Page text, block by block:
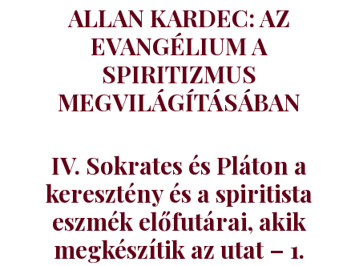
ALLAN KARDEC: AZ
EVANGÉLIUM A
SPIRITIZMUS
MEGVILÁGÍTÁSÁBAN
IV. Sokrates és Pláton a
keresztény és a spiritista
eszmék előfutárai, akik
megkészítik az utat – 1.